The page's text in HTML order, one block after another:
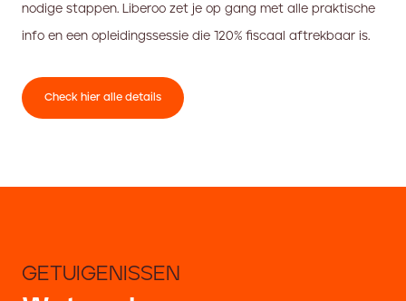
nodige stappen. Liberoo zet je op gang met alle praktische
info en een opleidingssessie die 120% fiscaal aftrekbaar is.
Check hier alle details
GETUIGENISSEN